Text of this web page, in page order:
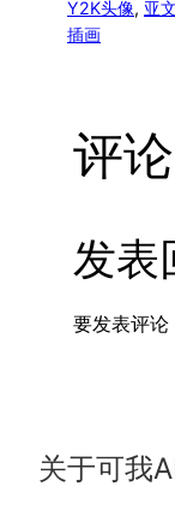
Y2K头像, 亚
插画
评论
发表
要发表评论
关于可我